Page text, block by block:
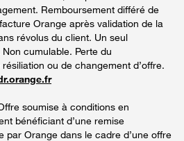
Remboursement différé de
Orange après validation de la
révolus du client. Un seul
cumulable. Perte du
ou de changement d’offre.
soumise à conditions en
bénéficiant d’une remise
par Orange dans le cadre d’une offre